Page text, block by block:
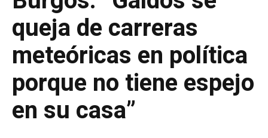
queja de carreras
meteóricas en política
porque no tiene espejo
en su casa”